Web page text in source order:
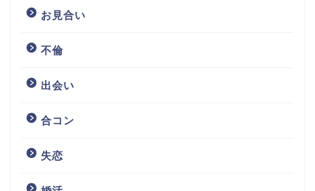
お見合い
不倫
出会い
合コン
失恋